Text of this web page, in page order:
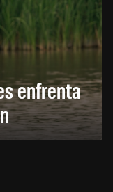
enfrenta